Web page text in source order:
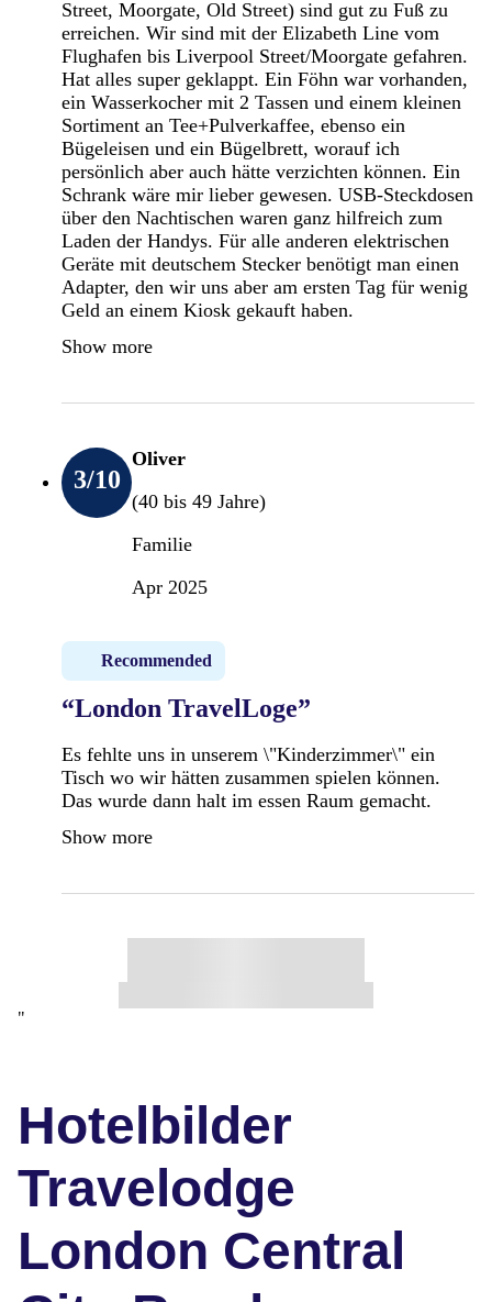
Street, Moorgate, Old Street) sind gut zu Fuß zu
erreichen. Wir sind mit der Elizabeth Line vom
Flughafen bis Liverpool Street/Moorgate gefahren.
Hat alles super geklappt. Ein Föhn war vorhanden,
ein Wasserkocher mit 2 Tassen und einem kleinen
Sortiment an Tee+Pulverkaffee, ebenso ein
Bügeleisen und ein Bügelbrett, worauf ich
persönlich aber auch hätte verzichten können. Ein
Schrank wäre mir lieber gewesen. USB-Steckdosen
über den Nachtischen waren ganz hilfreich zum
Laden der Handys. Für alle anderen elektrischen
Geräte mit deutschem Stecker benötigt man einen
Adapter, den wir uns aber am ersten Tag für wenig
Geld an einem Kiosk gekauft haben.
Show more
3/10
Oliver
(40 bis 49 Jahre)
Familie
Apr 2025
Recommended
“London TravelLoge”
Es fehlte uns in unserem \"Kinderzimmer\" ein
Tisch wo wir hätten zusammen spielen können.
Das wurde dann halt im essen Raum gemacht.
Show more
"
Hotelbilder
Travelodge
London Central